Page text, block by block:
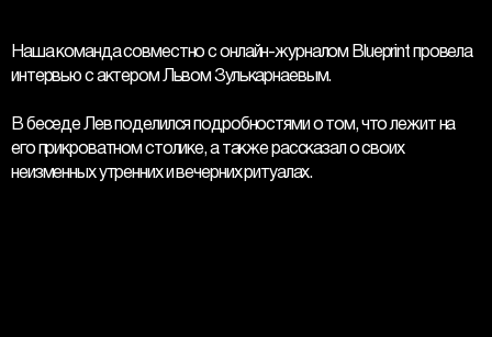
Наша команда совместно с онлайн-журналом Blueprint провела
интервью с актером Львом Зулькарнаевым.
В беседе Лев поделился подробностями о том, что лежит на
его прикроватном столике, а также рассказал о своих
неизменных утренних и вечерних ритуалах.